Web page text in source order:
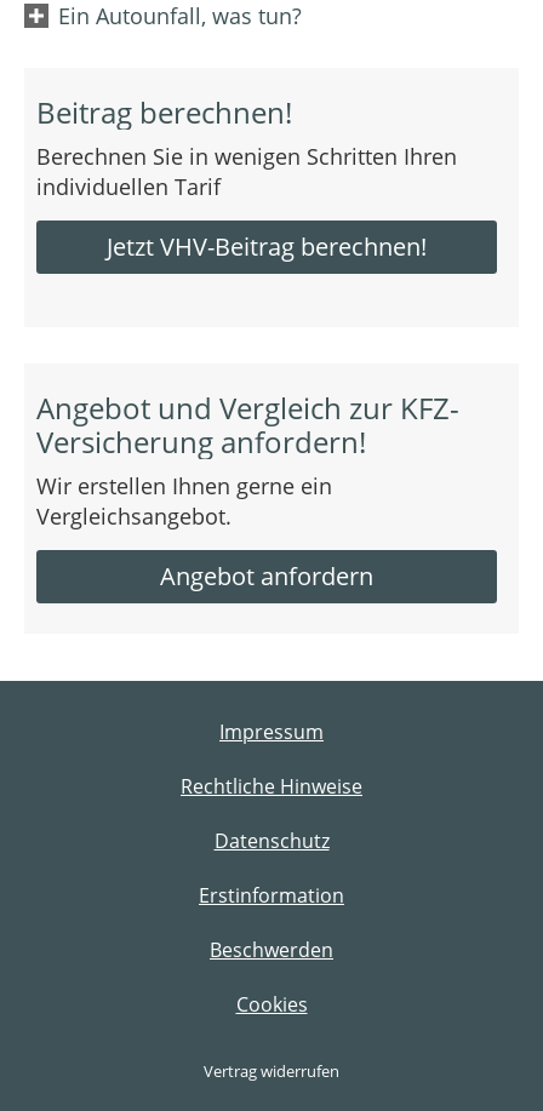
Ein Autounfall, was tun?
Beitrag berechnen!
Berechnen Sie in wenigen Schritten Ihren
individuellen Tarif
Jetzt VHV-Beitrag berechnen!
Angebot und Vergleich zur KFZ-
Versicherung anfordern!
Wir erstellen Ihnen gerne ein
Vergleichsangebot.
Angebot anfordern
Impressum
Rechtliche Hinweise
Datenschutz
Erstinformation
Beschwerden
Cookies
Vertrag widerrufen